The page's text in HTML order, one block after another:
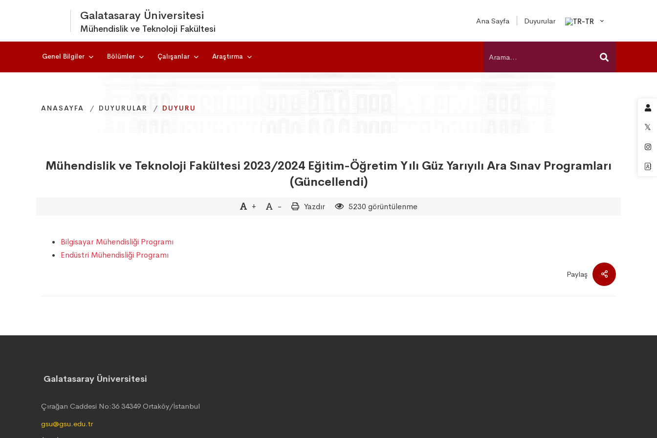
Galatasaray Üniversitesi
Mühendislik ve Teknoloji Fakültesi
Ana Sayfa Duyurular
Genel Bilgiler Bölümler Çalışanlar Araştırma
ANASAYFA DUYURULAR DUYURU
ANASAYFA DUYURULAR DUYURU
ANASAYFA DUYURULAR DUYURU
Mühendislik ve Teknoloji Fakültesi 2023/2024 Eğitim-Öğretim Yılı Güz Yarıyılı Ara Sınav Programları
(Güncellendi)
+ - Yazdır 5230 görüntülenme
Bilgisayar Mühendisliği Programı
Endüstri Mühendisliği Programı
Paylaş
Galatasaray Üniversitesi
Çırağan Caddesi No:36 34349 Ortaköy/İstanbul
gsu@gsu.edu.tr